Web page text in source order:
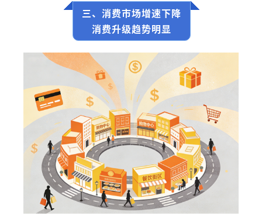
三、消费市场增速下降
消费升级趋势明显